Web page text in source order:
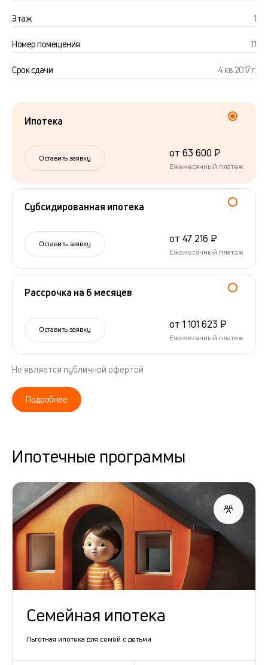
Этаж 1
Номер помещения 11
Срок сдачи 4 кв 2017 г.
Ипотека
Оставить заявку от 63 600 ₽
Ежемесячный платеж
Субсидированная ипотека
Оставить заявку от 47 216 ₽
Ежемесячный платеж
Рассрочка на 6 месяцев
Оставить заявку от 1 101 623 ₽
Ежемесячный платеж
Не является публичной офертой
Подробнее
Ипотечные программы
Семейная ипотека
Льготная ипотека для семей с детьми